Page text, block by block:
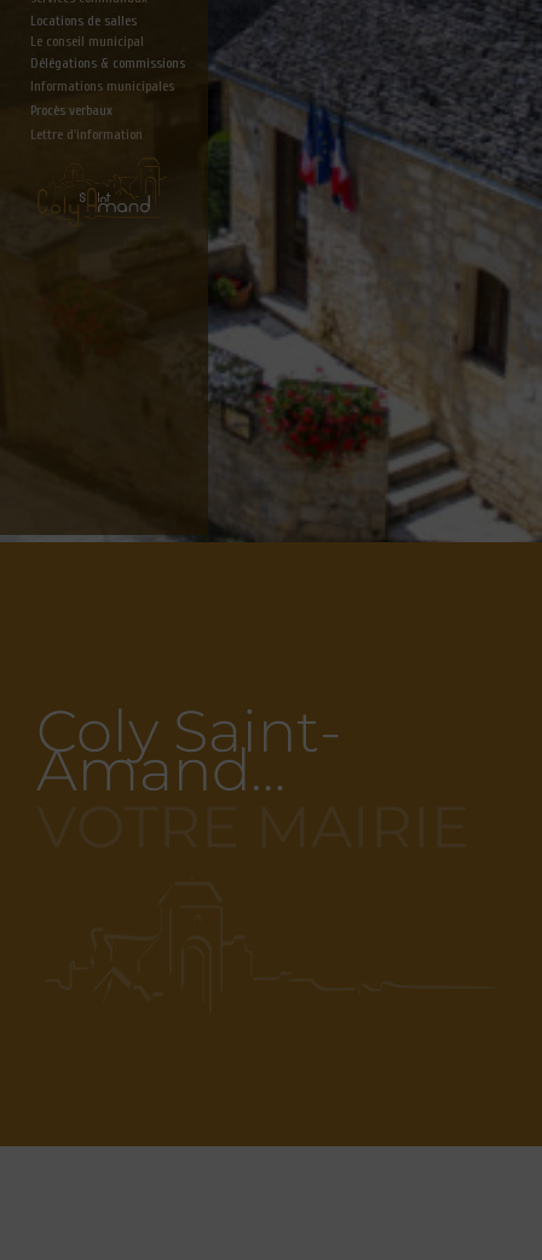
Locations de salles
Le conseil municipal
Délégations & commissions
Informations municipales
Lettre d'information
Procès verbaux
Coly Saint-
Amand…